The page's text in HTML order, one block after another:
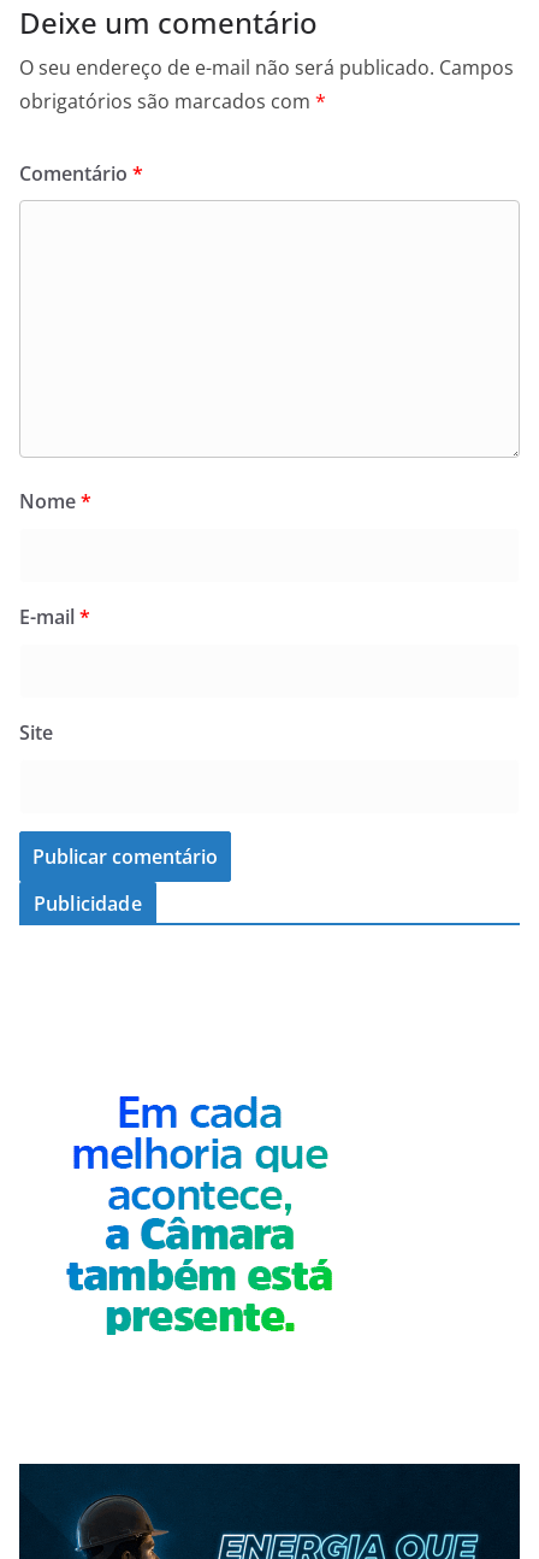
Deixe um comentário
O seu endereço de e-mail não será publicado. Campos
obrigatórios são marcados com *
Comentário *
Nome*
E-mail*
Site
Publicidade